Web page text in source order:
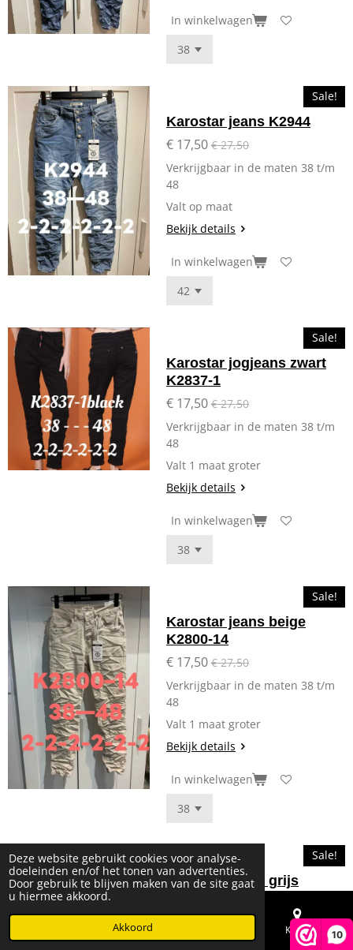
Deze website gebruikt cookies voor analyse-
doeleinden en/of het tonen van advertenties.
Door gebruik te blijven maken van de site gaat
u hiermee akkoord.
Akkoord
10
In winkelwagen
Sale!
Karostar jeans K2944
€ 17,50 € 27,50
Verkrijgbaar in de maten 38 t/m
48
Valt op maat
Bekijk details
In winkelwagen
Sale!
Karostar jogjeans zwart
K2837-1
€ 17,50 € 27,50
Verkrijgbaar in de maten 38 t/m
48
Valt 1 maat groter
Bekijk details
In winkelwagen
Sale!
Karostar jeans beige
K2800-14
€ 17,50 € 27,50
Verkrijgbaar in de maten 38 t/m
48
Valt 1 maat groter
Bekijk details
In winkelwagen
Sale!
Karostar jeans grijs
€ 17,50
Verkrijgbaar in de maten 38 t/m
Telefoonnummer Kaart